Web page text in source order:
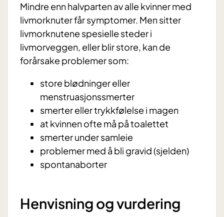
Mindre enn halvparten av alle kvinner med
livmorknuter får symptomer. Men sitter
livmorknutene spesielle steder i
livmorveggen, eller blir store, kan de
forårsake problemer som:
store blødninger eller
menstruasjonssmerter
smerter eller trykkfølelse i magen
at kvinnen ofte må på toalettet
smerter under samleie
problemer med å bli gravid (sjelden)
spontanaborter
Henvisning og vurdering